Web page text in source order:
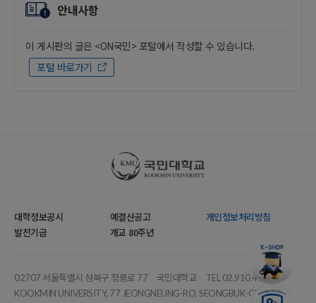
안내사항
이 게시판의 글은 <ON국민> 포털에서 작성할 수 있습니다.
포털 바로가기
국민대학교
대학정보공시 예결산공고
개인정보처리방침
발전기금
개교 80주년
02707 서울특별시 성북구 정릉로 77 국민대학교
TEL 02.910.4114
KOOKMIN UNIVERSITY, 77 JEONGNEUNG-RO, SEONGBUK-GU, SEOUL,